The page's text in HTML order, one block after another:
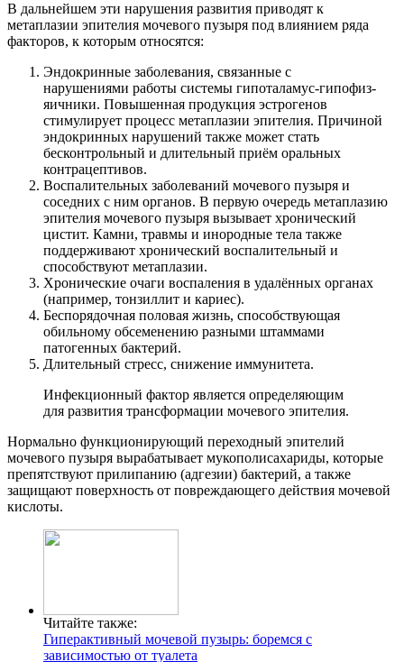
В дальнейшем эти нарушения развития приводят к
метаплазии эпителия мочевого пузыря под влиянием ряда
факторов, к которым относятся:
Эндокринные заболевания, связанные с
нарушениями работы системы гипоталамус-гипофиз-
яичники. Повышенная продукция эстрогенов
стимулирует процесс метаплазии эпителия. Причиной
эндокринных нарушений также может стать
бесконтрольный и длительный приём оральных
контрацептивов.
Воспалительных заболеваний мочевого пузыря и
соседних с ним органов. В первую очередь метаплазию
эпителия мочевого пузыря вызывает хронический
цистит. Камни, травмы и инородные тела также
поддерживают хронический воспалительный и
способствуют метаплазии.
Хронические очаги воспаления в удалённых органах
(например, тонзиллит и кариес).
Беспорядочная половая жизнь, способствующая
обильному обсеменению разными штаммами
патогенных бактерий.
Длительный стресс, снижение иммунитета.
Инфекционный фактор является определяющим
для развития трансформации мочевого эпителия.
Нормально функционирующий переходный эпителий
мочевого пузыря вырабатывает мукополисахариды, которые
препятствуют прилипанию (адгезии) бактерий, а также
защищают поверхность от повреждающего действия мочевой
кислоты.
Читайте также:
Гиперактивный мочевой пузырь: боремся с
зависимостью от туалета